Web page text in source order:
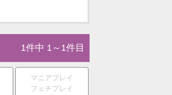
1件中 1～1件目
マニアプレイ
フェチプレイ